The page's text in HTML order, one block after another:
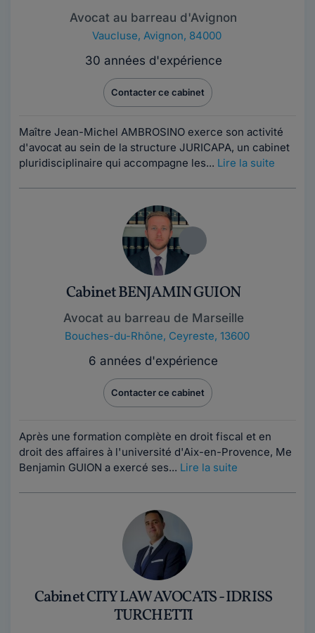
Avocat au barreau d'Avignon
Vaucluse, Avignon, 84000
30 années d'expérience
Contacter ce cabinet
Maître Jean-Michel AMBROSINO exerce son activité
d'avocat au sein de la structure JURICAPA, un cabinet
pluridisciplinaire qui accompagne les... Lire la suite
Cabinet BENJAMIN GUION
Avocat au barreau de Marseille
Bouches-du-Rhône, Ceyreste, 13600
6 années d'expérience
Contacter ce cabinet
Après une formation complète en droit fiscal et en
droit des affaires à l'université d'Aix-en-Provence, Me
Benjamin GUION a exercé ses... Lire la suite
Cabinet CITY LAW AVOCATS - IDRISS
TURCHETTI